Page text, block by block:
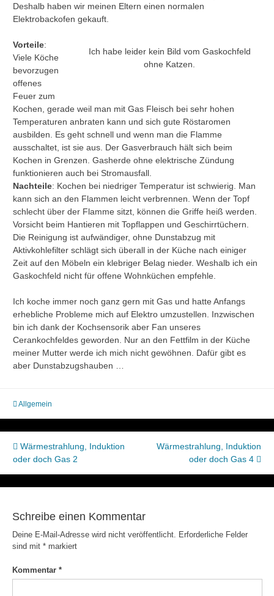
Deshalb haben wir meinen Eltern einen normalen
Elektrobackofen gekauft.
Ich habe leider kein Bild vom Gaskochfeld
ohne Katzen.
Vorteile:
Viele Köche
bevorzugen
offenes
Feuer zum
Kochen, gerade weil man mit Gas Fleisch bei sehr hohen
Temperaturen anbraten kann und sich gute Röstaromen
ausbilden. Es geht schnell und wenn man die Flamme
ausschaltet, ist sie aus. Der Gasverbrauch hält sich beim
Kochen in Grenzen. Gasherde ohne elektrische Zündung
funktionieren auch bei Stromausfall.
Nachteile: Kochen bei niedriger Temperatur ist schwierig. Man
kann sich an den Flammen leicht verbrennen. Wenn der Topf
schlecht über der Flamme sitzt, können die Griffe heiß werden.
Vorsicht beim Hantieren mit Topflappen und Geschirrtüchern.
Die Reinigung ist aufwändiger, ohne Dunstabzug mit
Aktivkohlefilter schlägt sich überall in der Küche nach einiger
Zeit auf den Möbeln ein klebriger Belag nieder. Weshalb ich ein
Gaskochfeld nicht für offene Wohnküchen empfehle.
Ich koche immer noch ganz gern mit Gas und hatte Anfangs
erhebliche Probleme mich auf Elektro umzustellen. Inzwischen
bin ich dank der Kochsensorik aber Fan unseres
Cerankochfeldes geworden. Nur an den Fettfilm in der Küche
meiner Mutter werde ich mich nicht gewöhnen. Dafür gibt es
aber Dunstabzugshauben …
Allgemein
Beitragsnavigation
Wärmestrahlung, Induktion
oder doch Gas 2
Wärmestrahlung, Induktion
oder doch Gas 4
Schreibe einen Kommentar
Deine E-Mail-Adresse wird nicht veröffentlicht. Erforderliche Felder
sind mit *markiert
Kommentar *